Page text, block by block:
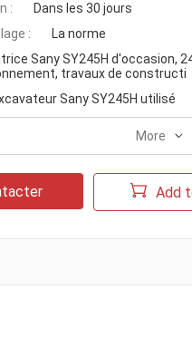
:
Dans les 30 jours
:
La norme
Sany SY245H d'occasion,
travaux de constructi
Sany SY245H utilisé
More
Add